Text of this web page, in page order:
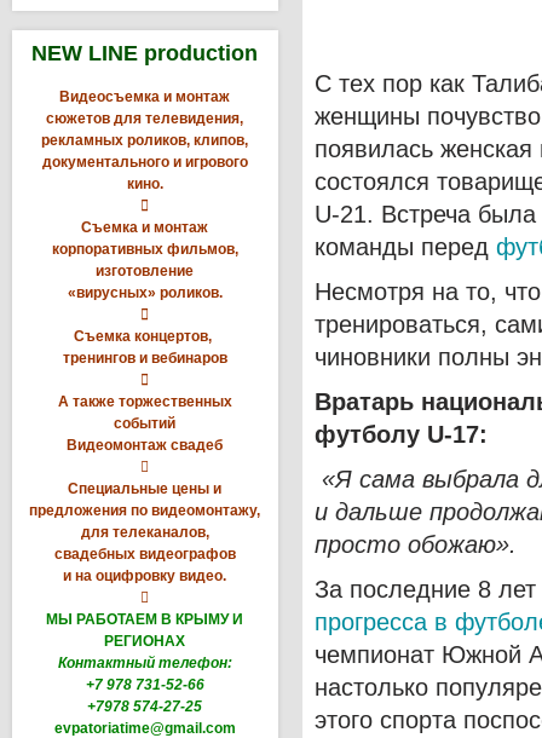
NEW LINE production
Видеосъемка и монтаж
сюжетов для телевидения,
рекламных роликов, клипов,
документального и игрового
кино.

Съемка и монтаж
корпоративных фильмов,
изготовление
«вирусных» роликов.

Съемка концертов,
тренингов и вебинаров

А также торжественных
событий
Видеомонтаж свадеб

Специальные цены и
предложения по видеомонтажу,
для телеканалов,
свадебных видеографов
и на оцифровку видео.

МЫ РАБОТАЕМ В КРЫМУ И
РЕГИОНАХ
Контактный телефон:
+7 978 731-52-66
+7978 574-27-25
evpatoriatime@gmail.com
С тех пор как
женщины
появилась
состоялся
U-21. Встреча
команды перед
Несмотря на то,
тренироваться,
чиновники полны
Вратарь
футболу U-17:
«Я сама выбрала
и дальше
просто обожаю».
За последние 8 лет
прогресса в
чемпионат Южной
настолько
этого спорта